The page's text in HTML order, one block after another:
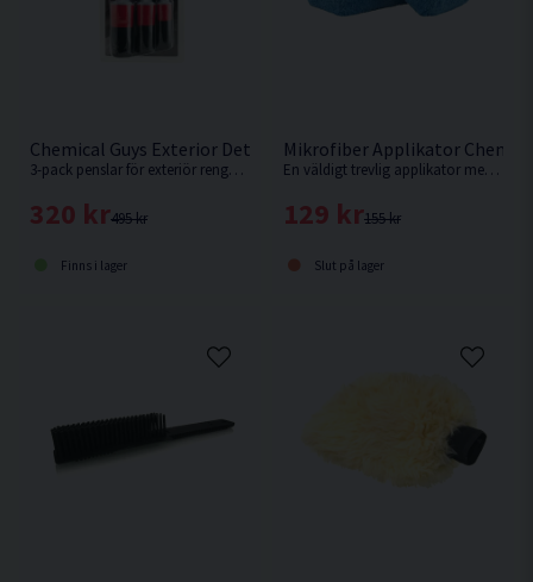
Chemical Guys Exterior Detailing Brushes 3-pack
3-pack penslar för exteriör rengöring från Chemical Guys
495 kr
320 kr
Finns i lager
Mikrofiber Applikator
En väldigt trevlig applikator med en härlig yta av mikrofiber av hög kvalitet.
155 kr
129 kr
Slut på lager